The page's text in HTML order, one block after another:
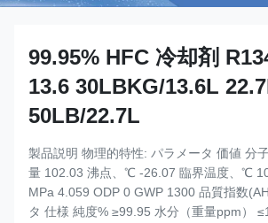
99.95% HFC 冷却剤
13.6 30LBKG/13.6L
50LB/22.7L
製品説明 物理的特性: パラメータ 価値 分
量 102.03 沸点、℃ -26.07 臨界温度、℃
MPa 4.059 ODP 0 GWP 1300 品質指数
タ 仕様 純度% ≥99.95 水分（重量ppm）